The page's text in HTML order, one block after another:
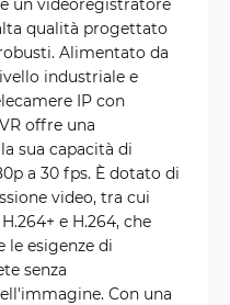
qualità progettato
Alimentato da
industriale e
IP con
offre una
sua capacità di
a 30 fps. È dotato di
video, tra cui
e H.264, che
esigenze di
senza
Con una